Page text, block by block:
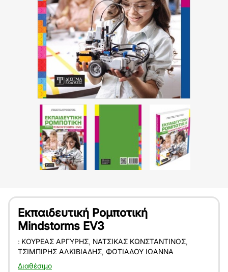
Εκπαιδευτική Ρομποτική
Mindstorms EV3
Διαθέσιμο
: ΚΟΥΡΈΑΣ ΑΡΓΎΡΗΣ ΝΆΤΣΙΚΑΣ ΚΩΝΣΤΑΝΤΊΝΟΣ
ΤΣΙΜΠΊΡΗΣ ΑΛΚΙΒΙΆΔΗΣ ΦΩΤΙΆΔΟΥ ΙΩΆΝΝΑ